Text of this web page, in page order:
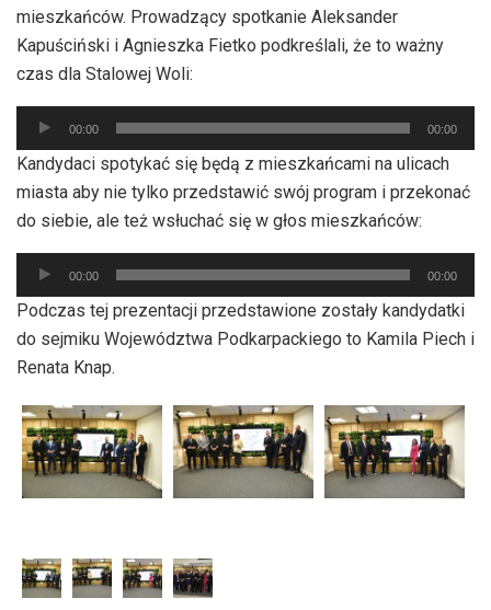
mieszkańców. Prowadzący spotkanie Aleksander
Kapuściński i Agnieszka Fietko podkreślali, że to ważny
czas dla Stalowej Woli:
Odtwarzacz
plików
dźwiękowych
00:00 00:00
Kandydaci spotykać się będą z mieszkańcami na ulicach
miasta aby nie tylko przedstawić swój program i przekonać
do siebie, ale też wsłuchać się w głos mieszkańców:
Odtwarzacz
plików
dźwiękowych
00:00 00:00
Podczas tej prezentacji przedstawione zostały kandydatki
do sejmiku Województwa Podkarpackiego to Kamila Piech i
Renata Knap.